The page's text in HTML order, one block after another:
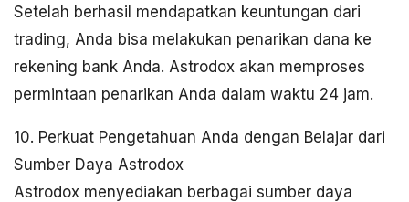
Setelah berhasil mendapatkan keuntungan dari
trading, Anda bisa melakukan penarikan dana ke
rekening bank Anda. Astrodox akan memproses
permintaan penarikan Anda dalam waktu 24 jam.
10. Perkuat Pengetahuan Anda dengan Belajar dari
Sumber Daya Astrodox
Astrodox menyediakan berbagai sumber daya